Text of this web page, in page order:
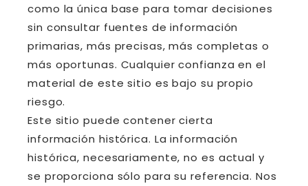
como la única base para tomar decisiones
sin consultar fuentes de información
primarias, más precisas, más completas o
más oportunas. Cualquier confianza en el
material de este sitio es bajo su propio
riesgo.
Este sitio puede contener cierta
información histórica. La información
histórica, necesariamente, no es actual y
se proporciona sólo para su referencia. Nos